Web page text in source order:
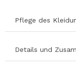
Pflege des
Details und